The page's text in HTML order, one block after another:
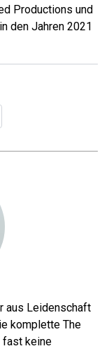
Productions und
den Jahren 2021
aus Leidenschaft
komplette The
fast keine